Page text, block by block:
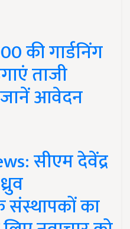
की गार्डनिंग
ताजी
जानें आवेदन
सीएम देवेंद्र
संस्थापकों का